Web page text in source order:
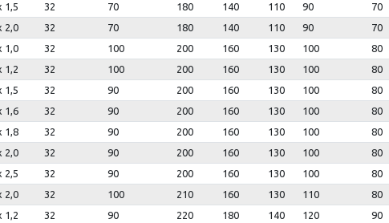
1,5
32 70 180 140 110 90
70
2,0
32 70 180 140 110 90
70
1,0
32 100 200 160 130 100
80
1,2
32 100 200 160 130 100 80
1,5
32 90 200 160 130 100 80
1,6
32 90 200 160 130 100 80
1,8
32 90 200 160 130 100 80
2,0
32 90 200 160 130 100 80
2,5
32 90 200 160 130 100 80
2,0
32 100 210 160 130 110
80
1,2
32 90 220 180 140 120 90